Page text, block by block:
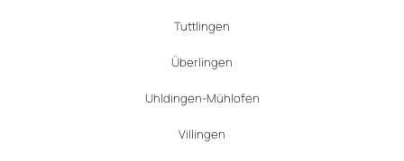
Tuttlingen
Überlingen
Uhldingen-Mühlofen
Villingen